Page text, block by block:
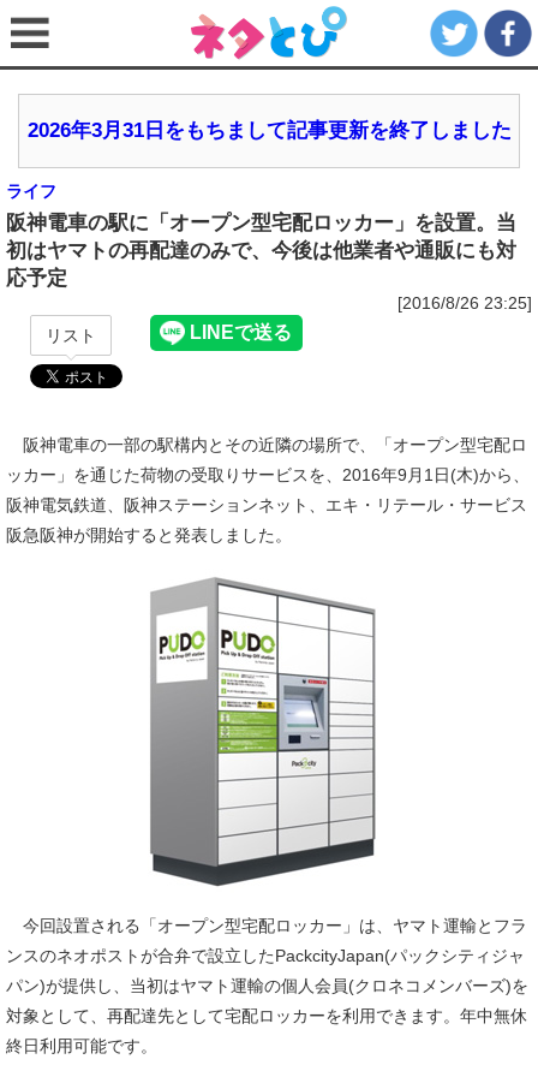
2026年3月31日をもちまして記事更新を終了しました
ライフ
阪神電車の駅に「オープン型宅配ロッカー」を設置。当
初はヤマトの再配達のみで、今後は他業者や通販にも対
応予定
[2016/8/26 23:25]
リスト
阪神電車の一部の駅構内とその近隣の場所で、「オープン型宅配ロ
ッカー」を通じた荷物の受取りサービスを、2016年9月1日(木)から、
阪神電気鉄道、阪神ステーションネット、エキ・リテール・サービス
阪急阪神が開始すると発表しました。
今回設置される「オープン型宅配ロッカー」は、ヤマト運輸とフラ
ンスのネオポストが合弁で設立したPackcityJapan(パックシティジャ
パン)が提供し、当初はヤマト運輸の個人会員(クロネコメンバーズ)を
対象として、再配達先として宅配ロッカーを利用できます。年中無休
終日利用可能です。